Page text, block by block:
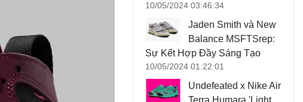
10/05/2024 03:46:34
Jaden Smith và New
Balance MSFTSrep:
Sự Kết Hợp Đầy Sáng Tạo
10/05/2024 01:22:01
Undefeated x Nike Air
Terra Humara 'Light